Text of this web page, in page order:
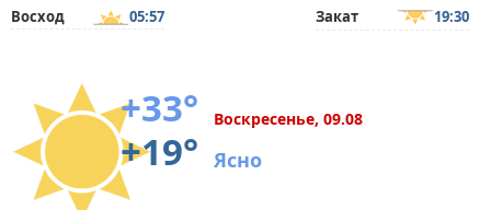
Восход
05:57 Закат 19:30
+33°
+19°
Воскресенье, 09.08
Ясно